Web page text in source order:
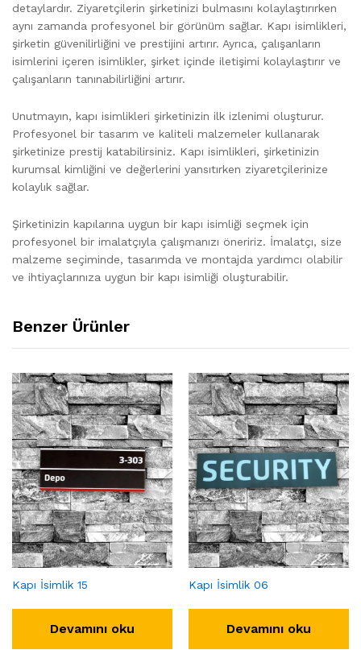
detaylardır. Ziyaretçilerin şirketinizi bulmasını kolaylaştırırken
aynı zamanda profesyonel bir görünüm sağlar. Kapı isimlikleri,
şirketin güvenilirliğini ve prestijini artırır. Ayrıca, çalışanların
isimlerini içeren isimlikler, şirket içinde iletişimi kolaylaştırır ve
çalışanların tanınabilirliğini artırır.
Unutmayın, kapı isimlikleri şirketinizin ilk izlenimi oluşturur.
Profesyonel bir tasarım ve kaliteli malzemeler kullanarak
şirketinize prestij katabilirsiniz. Kapı isimlikleri, şirketinizin
kurumsal kimliğini ve değerlerini yansıtırken ziyaretçilerinize
kolaylık sağlar.
Şirketinizin kapılarına uygun bir kapı isimliği seçmek için
profesyonel bir imalatçıyla çalışmanızı öneririz. İmalatçı, size
malzeme seçiminde, tasarımda ve montajda yardımcı olabilir
ve ihtiyaçlarınıza uygun bir kapı isimliği oluşturabilir.
Benzer Ürünler
Kapı İsimlik 15
Devamını oku
Kapı İsimlik 06
Devamını oku